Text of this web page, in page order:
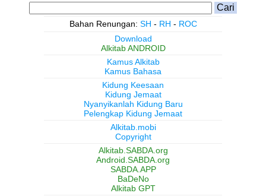
Bahan Renungan: SH - RH - ROC
Download
Alkitab ANDROID
Kamus Alkitab
Kamus Bahasa
Kidung Keesaan
Kidung Jemaat
Nyanyikanlah Kidung Baru
Pelengkap Kidung Jemaat
Alkitab.mobi
Copyright
Alkitab.SABDA.org
Android.SABDA.org
SABDA.APP
BaDeNo
Alkitab GPT